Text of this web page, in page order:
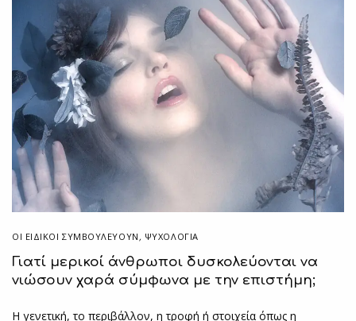
ΟΙ ΕΙΔΙΚΟΊ ΣΥΜΒΟΥΛΕΎΟΥΝ , ΨΥΧΟΛΟΓΙΑ
Γιατί μερικοί άνθρωποι δυσκολεύονται να
νιώσουν χαρά σύμφωνα με την επιστήμη;
Η γενετική, το περιβάλλον, η τροφή ή στοιχεία όπως η